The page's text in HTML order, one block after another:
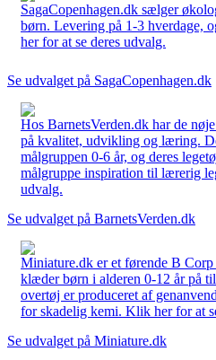
SagaCopenhagen.dk sælger
børn. Levering på 1-3 hverdage,
her for at se deres udvalg.
Se udvalget på SagaCopenhagen.dk
Hos BarnetsVerden.dk har de
på kvalitet, udvikling og læring.
målgruppen 0-6 år, og deres
målgruppe inspiration til lærerig
udvalg.
Se udvalget på BarnetsVerden.dk
Miniature.dk er et førende B
klæder børn i alderen 0-12 år på
overtøj er produceret af
for skadelig kemi. Klik her for at
Se udvalget på Miniature.dk